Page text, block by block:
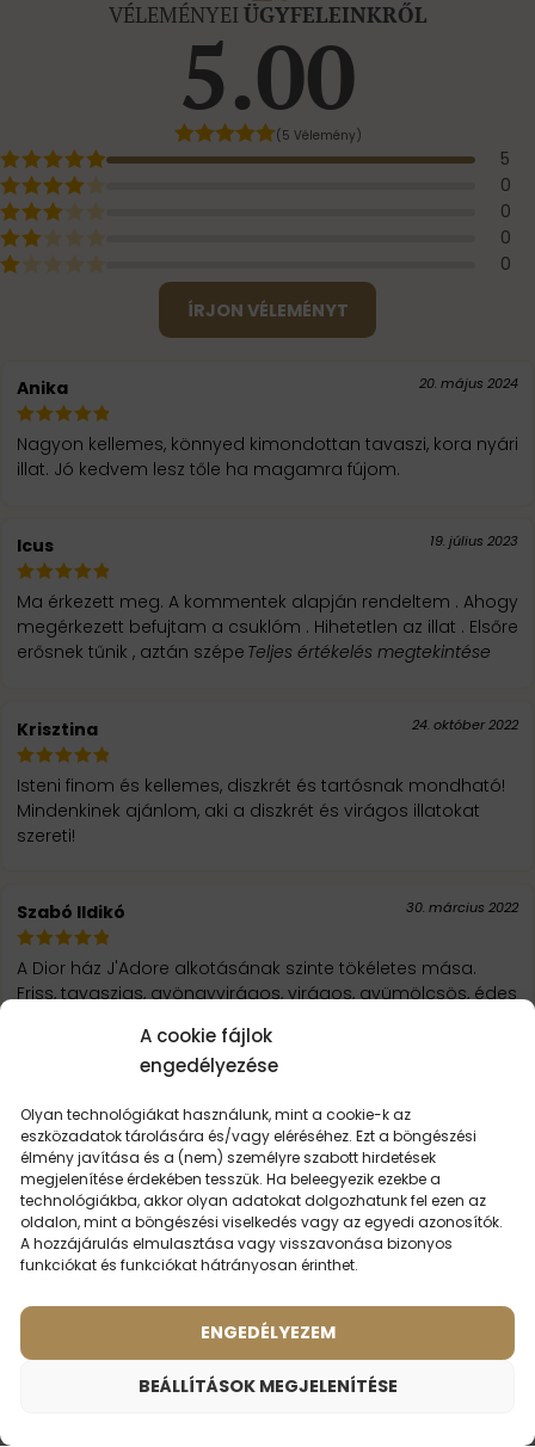
A cookie fájlok
engedélyezése
Olyan technológiákat használunk, mint a cookie-k az
eszközadatok tárolására és/vagy eléréséhez. Ezt a böngészési
élmény javítása és a (nem) személyre szabott hirdetések
megjelenítése érdekében tesszük. Ha beleegyezik ezekbe a
technológiákba, akkor olyan adatokat dolgozhatunk fel ezen az
oldalon, mint a böngészési viselkedés vagy az egyedi azonosítók.
A hozzájárulás elmulasztása vagy visszavonása bizonyos
funkciókat és funkciókat hátrányosan érinthet.
ENGEDÉLYEZEM
BEÁLLÍTÁSOK MEGJELENÍTÉSE
VÉLEMÉNYEI ÜGYFELEINKRŐL
5.00
(5 Vélemény)
5
0
0
0
0
ÍRJON VÉLEMÉNYT
Anika 20. május 2024
Nagyon kellemes, könnyed kimondottan tavaszi, kora nyári
illat. Jó kedvem lesz tőle ha magamra fújom.
Icus 19. július 2023
Ma érkezett meg. A kommentek alapján rendeltem . Ahogy
megérkezett befujtam a csuklóm . Hihetetlen az illat . Elsőre
erősnek tűnik , aztán szépe Teljes értékelés megtekintése
Krisztina 24. október 2022
Isteni finom és kellemes, diszkrét és tartósnak mondható!
Mindenkinek ajánlom, aki a diszkrét és virágos illatokat
szereti!
Szabó Ildikó 30. március 2022
A Dior ház J'Adore alkotásának szinte tökéletes mása.
Friss, tavaszias, gyöngyvirágos, virágos, gyümölcsös, édes
TOVÁBBI ÉRTÉKELÉSEK BETÖLTÉSE